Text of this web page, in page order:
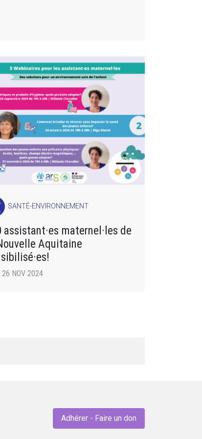
SANTÉ-ENVIRONNEMENT
assistant·es maternel·les de
Aquitaine
26 NOV 2024
Adhérer - Faire un don